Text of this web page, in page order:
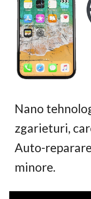
Nano
zgarieturi,
Auto-
minore.